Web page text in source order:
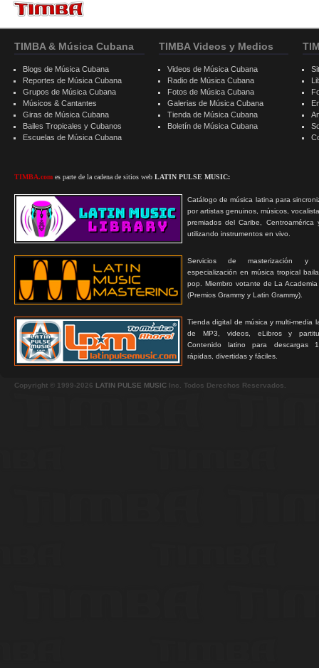
TIMBA & Música Cubana
Blogs de Música Cubana
Reportes de Música Cubana
Grupos de Música Cubana
Músicos & Cantantes
Giras de Música Cubana
Bailes Tropicales y Cubanos
Escuelas de Música Cubana
TIMBA.com es parte de la cadena de sitios web LATIN PULSE MUSIC:
Catálogo de música latina para
por artistas genuinos, músicos,
premiados del Caribe, Centroamérica
utilizando instrumentos en vivo.
Servicios de masterización y
especialización en música tropical
pop. Miembro votante de La
(Premios Grammy y Latin Grammy).
Tienda digital de música y multi-media
de MP3, videos, eLibros y
Contenido latino para descargas
rápidas, divertidas y fáciles.
TIMBA Videos y Medios
Videos de Música Cubana
Radio de Música Cubana
Fotos de Música Cubana
Galerias de Música Cubana
Tienda de Música Cubana
Boletín de Música Cubana
Copyright © 1999-2026 LATIN PULSE MUSIC Inc. Todos Derechos Reservados.